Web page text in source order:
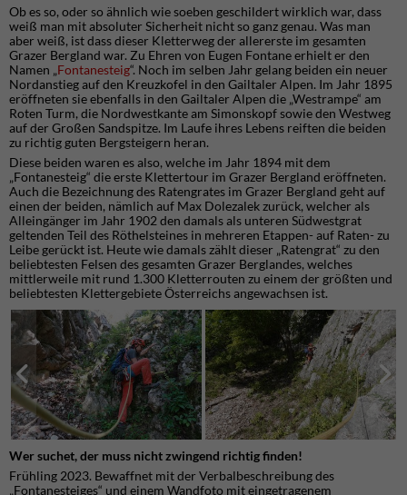
Ob es so, oder so ähnlich wie soeben geschildert wirklich war, dass
weiß man mit absoluter Sicherheit nicht so ganz genau. Was man
aber weiß, ist dass dieser Kletterweg der allererste im gesamten
Grazer Bergland war. Zu Ehren von Eugen Fontane erhielt er den
Namen „Fontanesteig“. Noch im selben Jahr gelang beiden ein neuer
Nordanstieg auf den Kreuzkofel in den Gailtaler Alpen. Im Jahr 1895
eröffneten sie ebenfalls in den Gailtaler Alpen die „Westrampe“ am
Roten Turm, die Nordwestkante am Simonskopf sowie den Westweg
auf der Großen Sandspitze. Im Laufe ihres Lebens reiften die beiden
zu richtig guten Bergsteigern heran.
Diese beiden waren es also, welche im Jahr 1894 mit dem
„Fontanesteig“ die erste Klettertour im Grazer Bergland eröffneten.
Auch die Bezeichnung des Ratengrates im Grazer Bergland geht auf
einen der beiden, nämlich auf Max Dolezalek zurück, welcher als
Alleingänger im Jahr 1902 den damals als unteren Südwestgrat
geltenden Teil des Röthelsteines in mehreren Etappen- auf Raten- zu
Leibe gerückt ist. Heute wie damals zählt dieser „Ratengrat“ zu den
beliebtesten Felsen des gesamten Grazer Berglandes, welches
mittlerweile mit rund 1.300 Kletterrouten zu einem der größten und
beliebtesten Klettergebiete Österreichs angewachsen ist.
Wer suchet, der muss nicht zwingend richtig finden!
Frühling 2023. Bewaffnet mit der Verbalbeschreibung des
„Fontanesteiges“ und einem Wandfoto mit eingetragenem